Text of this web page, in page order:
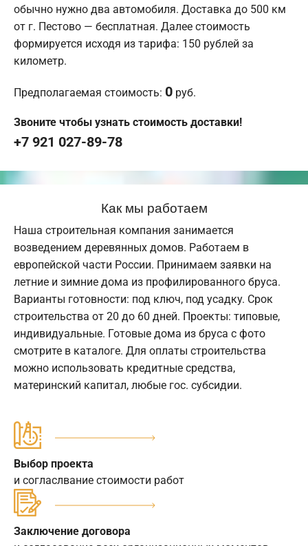
обычно нужно два автомобиля. Доставка до 500 км
от г. Пестово — бесплатная. Далее стоимость
формируется исходя из тарифа: 150 рублей за
километр.
Предполагаемая стоимость: 0 руб.
Звоните чтобы узнать стоимость доставки!
+7 921 027-89-78
Как мы работаем
Наша строительная компания занимается
возведением деревянных домов. Работаем в
европейской части России. Принимаем заявки на
летние и зимние дома из профилированного бруса.
Варианты готовности: под ключ, под усадку. Срок
строительства от 20 до 60 дней. Проекты: типовые,
индивидуальные. Готовые дома из бруса с фото
смотрите в каталоге. Для оплаты строительства
можно использовать кредитные средства,
материнский капитал, любые гос. субсидии.
Выбор проекта
и согласлвание стоимости работ
Заключение договора